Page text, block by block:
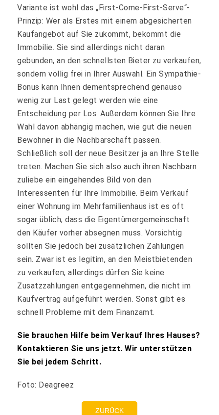
Variante ist wohl das „First-Come-First-Serve“-
Prinzip: Wer als Erstes mit einem abgesicherten
Kaufangebot auf Sie zukommt, bekommt die
Immobilie. Sie sind allerdings nicht daran
gebunden, an den schnellsten Bieter zu verkaufen,
sondern völlig frei in Ihrer Auswahl. Ein Sympathie-
Bonus kann Ihnen dementsprechend genauso
wenig zur Last gelegt werden wie eine
Entscheidung per Los. Außerdem können Sie Ihre
Wahl davon abhängig machen, wie gut die neuen
Bewohner in die Nachbarschaft passen.
Schließlich soll der neue Besitzer ja an Ihre Stelle
treten. Machen Sie sich also auch ihren Nachbarn
zuliebe ein eingehendes Bild von den
Interessenten für Ihre Immobilie. Beim Verkauf
einer Wohnung im Mehrfamilienhaus ist es oft
sogar üblich, dass die Eigentümergemeinschaft
den Käufer vorher absegnen muss. Vorsichtig
sollten Sie jedoch bei zusätzlichen Zahlungen
sein. Zwar ist es legitim, an den Meistbietenden
zu verkaufen, allerdings dürfen Sie keine
Zusatzzahlungen entgegennehmen, die nicht im
Kaufvertrag aufgeführt werden. Sonst gibt es
schnell Probleme mit dem Finanzamt.
Sie brauchen Hilfe beim Verkauf Ihres Hauses?
Kontaktieren Sie uns jetzt. Wir unterstützen
Sie bei jedem Schritt.
Foto: Deagreez
ZURÜCK